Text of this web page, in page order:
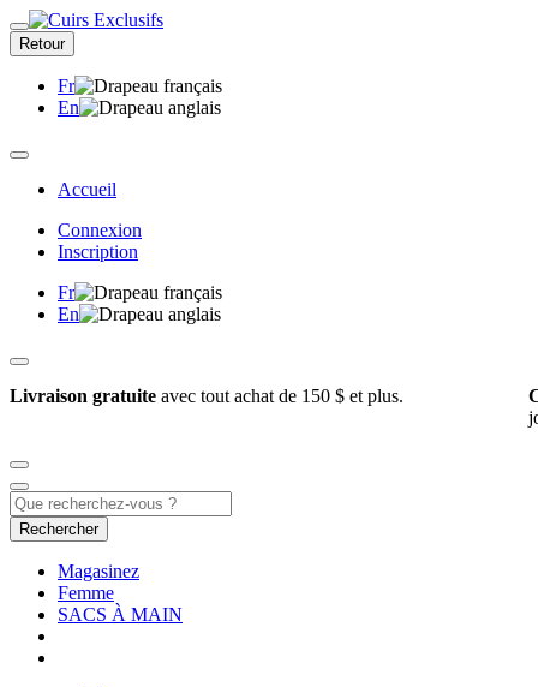
Retour
Fr
En
Accueil
Connexion
Inscription
Fr
En
Livraison gratuite avec tout achat de 150 $ et plus.
Rechercher
Magasinez
Femme
SACS À MAIN